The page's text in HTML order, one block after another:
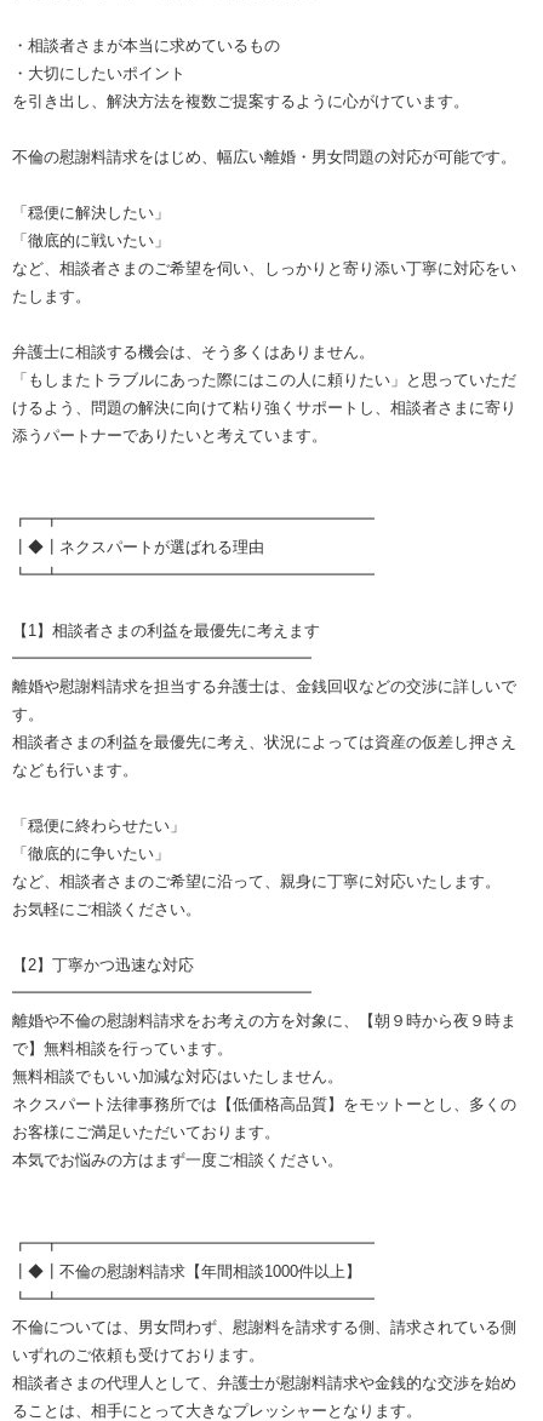
・相談者さまが本当に求めているもの
・大切にしたいポイント
を引き出し、解決方法を複数ご提案するように心がけています。
不倫の慰謝料請求をはじめ、幅広い離婚・男女問題の対応が可能です。
「穏便に解決したい」
「徹底的に戦いたい」
など、相談者さまのご希望を伺い、しっかりと寄り添い丁寧に対応をい
たします。
弁護士に相談する機会は、そう多くはありません。
「もしまたトラブルにあった際にはこの人に頼りたい」と思っていただ
けるよう、問題の解決に向けて粘り強くサポートし、相談者さまに寄り
添うパートナーでありたいと考えています。
┏━┳━━━━━━━━━━━━━━━━━━━━
┃◆┃ネクスパートが選ばれる理由
┗━┻━━━━━━━━━━━━━━━━━━━━
【1】相談者さまの利益を最優先に考えます
━━━━━━━━━━━━━━━━━━━
離婚や慰謝料請求を担当する弁護士は、金銭回収などの交渉に詳しいで
す。
相談者さまの利益を最優先に考え、状況によっては資産の仮差し押さえ
なども行います。
「穏便に終わらせたい」
「徹底的に争いたい」
など、相談者さまのご希望に沿って、親身に丁寧に対応いたします。
お気軽にご相談ください。
【2】丁寧かつ迅速な対応
━━━━━━━━━━━━━━━━━━━
離婚や不倫の慰謝料請求をお考えの方を対象に、【朝９時から夜９時ま
で】無料相談を行っています。
無料相談でもいい加減な対応はいたしません。
ネクスパート法律事務所では【低価格高品質】をモットーとし、多くの
お客様にご満足いただいております。
本気でお悩みの方はまず一度ご相談ください。
┏━┳━━━━━━━━━━━━━━━━━━━━
┃◆┃不倫の慰謝料請求【年間相談1000件以上】
┗━┻━━━━━━━━━━━━━━━━━━━━
不倫については、男女問わず、慰謝料を請求する側、請求されている側
いずれのご依頼も受けております。
相談者さまの代理人として、弁護士が慰謝料請求や金銭的な交渉を始め
ることは、相手にとって大きなプレッシャーとなります。